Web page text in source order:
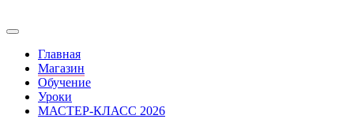
Главная
Магазин
Обучение
Уроки
МАСТЕР-КЛАСС 2026